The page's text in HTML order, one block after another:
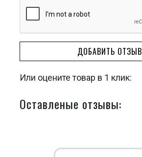
ДОБАВИТЬ ОТЗЫВ
Или оцените товар в 1 клик:
Оставленые отзывы: